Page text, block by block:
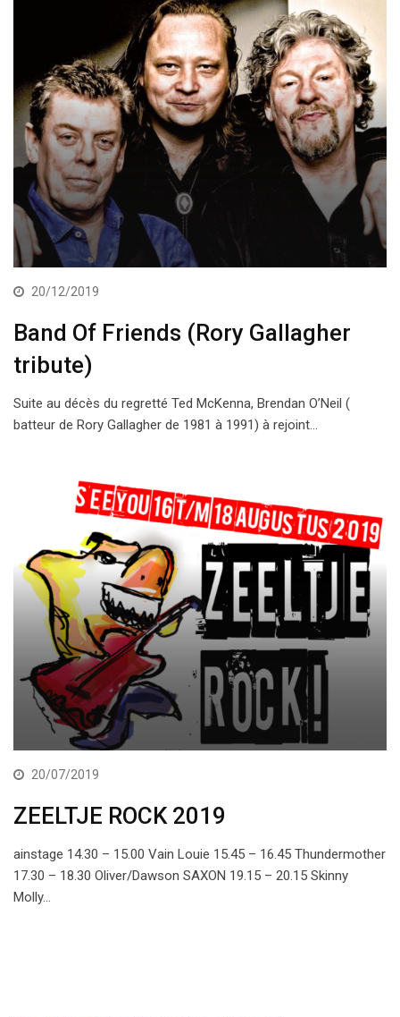
20/12/2019
Band Of Friends (Rory Gallagher
tribute)
Suite au décès du regretté Ted McKenna, Brendan O’Neil (
batteur de Rory Gallagher de 1981 à 1991) à rejoint…
20/07/2019
ZEELTJE ROCK 2019
ainstage 14.30 – 15.00 Vain Louie 15.45 – 16.45 Thundermother
17.30 – 18.30 Oliver/Dawson SAXON 19.15 – 20.15 Skinny
Molly…